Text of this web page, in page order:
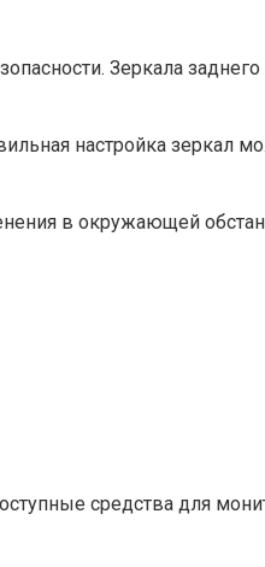
Зеркала
настройка зеркал
в окружающей
средства для